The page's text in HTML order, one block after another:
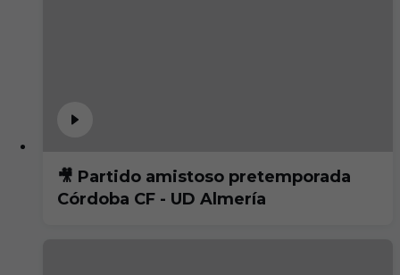
🎥 Partido amistoso pretemporada
Córdoba CF - UD Almería